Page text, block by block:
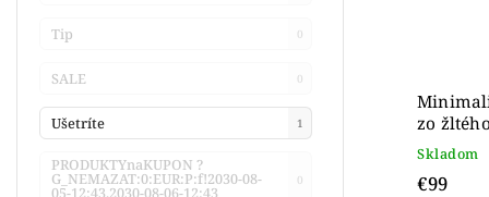
Tip 0
SALE 0
Ušetríte 1
PRODUKTYnaKUPON ?
G_NEMAZAT:0:EUR:P:f!2030-08- 0
zo
Skladom
€99